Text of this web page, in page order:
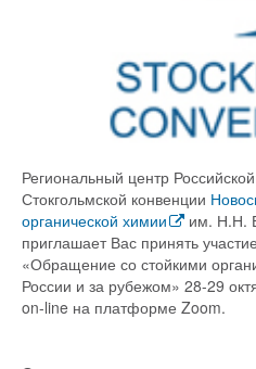
Региональный центр
Стокгольмской конвенции
органической химии
им. Н.Н.
приглашает Вас принять
«Обращение со стойкими
России и за рубежом» 28-29
on-line на платформе Zoom.